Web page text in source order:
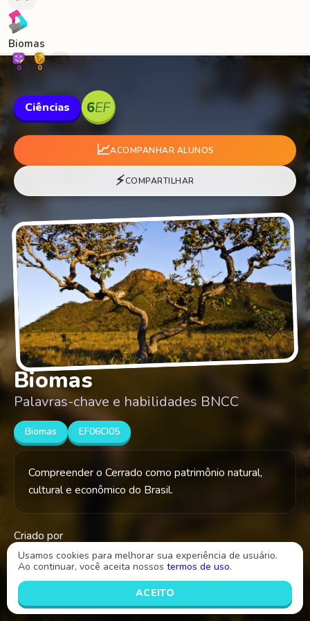
Biomas
0 0 🐛
Ciências
📈ACOMPANHAR ALUNOS
⚡COMPARTILHAR
Biomas
Palavras-chave e habilidades BNCC
Biomas EF06CI05
Compreender o Cerrado como patrimônio natural,
cultural e econômico do Brasil.
Criado por
Douglas
Usamos cookies para melhorar sua experiência de usuário.
Ao continuar, você aceita nossos termos de uso.
ACEITO